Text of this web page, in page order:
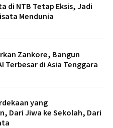
di NTB Tetap Eksis, Jadi
Mendunia
Zankore, Bangun
Terbesar di Asia Tenggara
yang
Dari Jiwa ke Sekolah, Dari